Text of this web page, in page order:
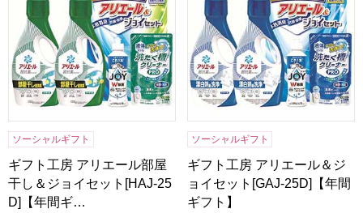
ソーシャルギフト
ギフト工房 アリエール部屋
干し＆ジョイセット[HAJ-25
D]【年間ギ…
ソーシャルギフト
ギフト工房 アリエール＆ジ
ョイセット[GAJ-25D]【年間
ギフト】